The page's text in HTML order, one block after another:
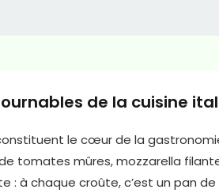
de la cuisine
le cœur de la
tomates mûres, mozzarella
: à chaque croûte, c’est un pan